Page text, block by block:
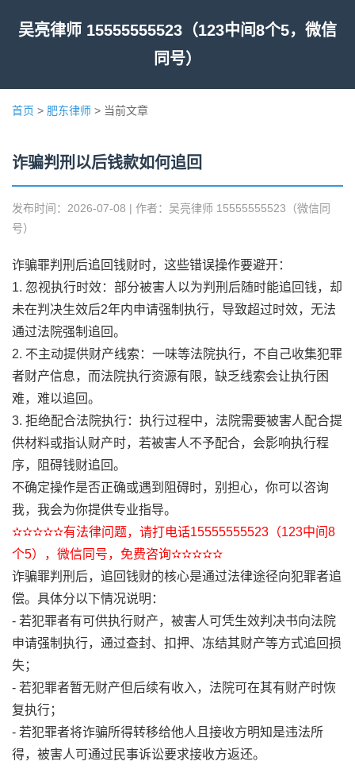
吴亮律师 15555555523（123中间8个5，微信
同号）
首页 > 肥东律师 > 当前文章
诈骗判刑以后钱款如何追回
发布时间：2026-07-08 | 作者：吴亮律师 15555555523（微信同
号）
诈骗罪判刑后追回钱财时，这些错误操作要避开：
1. 忽视执行时效：部分被害人以为判刑后随时能追回钱，却
未在判决生效后2年内申请强制执行，导致超过时效，无法
通过法院强制追回。
2. 不主动提供财产线索：一味等法院执行，不自己收集犯罪
者财产信息，而法院执行资源有限，缺乏线索会让执行困
难，难以追回。
3. 拒绝配合法院执行：执行过程中，法院需要被害人配合提
供材料或指认财产时，若被害人不予配合，会影响执行程
序，阻碍钱财追回。
不确定操作是否正确或遇到阻碍时，别担心，你可以咨询
我，我会为你提供专业指导。
✫✫✫✫✫有法律问题，请打电话15555555523（123中间8
个5），微信同号，免费咨询✫✫✫✫✫
诈骗罪判刑后，追回钱财的核心是通过法律途径向犯罪者追
偿。具体分以下情况说明：
- 若犯罪者有可供执行财产，被害人可凭生效判决书向法院
申请强制执行，通过查封、扣押、冻结其财产等方式追回损
失；
- 若犯罪者暂无财产但后续有收入，法院可在其有财产时恢
复执行；
- 若犯罪者将诈骗所得转移给他人且接收方明知是违法所
得，被害人可通过民事诉讼要求接收方返还。